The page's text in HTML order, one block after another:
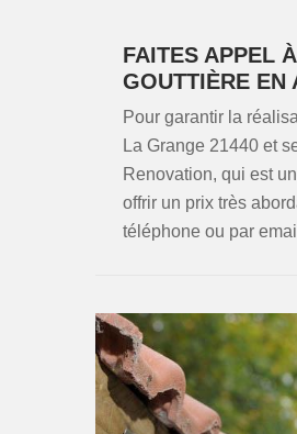
FAITES APPEL
GOUTTIÈRE EN
Pour garantir la
La Grange 21440 et
Renovation, qui est
offrir un prix très
téléphone ou par